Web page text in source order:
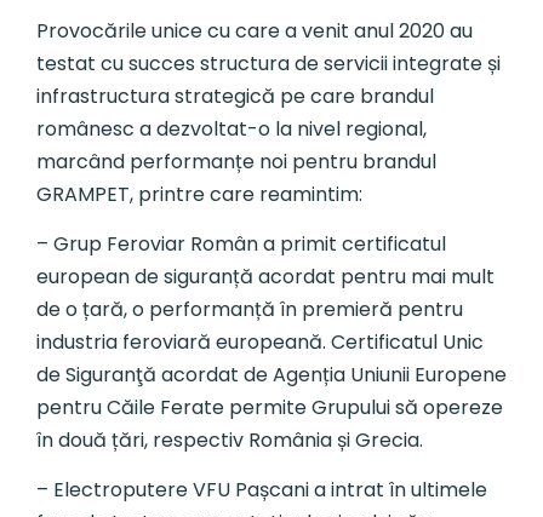
Provocările unice cu care a venit anul 2020 au
testat cu succes structura de servicii integrate și
infrastructura strategică pe care brandul
românesc a dezvoltat-o la nivel regional,
marcând performanțe noi pentru brandul
GRAMPET, printre care reamintim:
– Grup Feroviar Român a primit certificatul
european de siguranță acordat pentru mai mult
de o țară, o performanță în premieră pentru
industria feroviară europeană. Certificatul Unic
de Siguranţă acordat de Agenția Uniunii Europene
pentru Căile Ferate permite Grupului să opereze
în două țări, respectiv România și Grecia.
– Electroputere VFU Pașcani a intrat în ultimele